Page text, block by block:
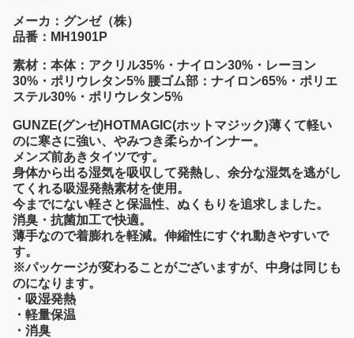
メーカ：グンゼ（株）
品番：MH1901P
素材：本体：アクリル35%・ナイロン30%・レーヨン
30%・ポリウレタン5% 腰ゴム部：ナイロン65%・ポリエ
ステル30%・ポリウレタン5%
GUNZE(グンゼ)HOTMAGIC(ホットマジック)薄くて軽い
のに寒さに強い、やみつき柔らかインナー。
メンズ前あきタイツです。
身体から出る湿気を吸収して発熱し、余分な湿気を逃がし
てくれる吸湿発熱素材を使用。
今までにない軽さと保温性、ぬくもりを追求しました。
消臭・抗菌加工で快適。
薄手なので着膨れを軽減。伸縮性にすぐれ動きやすいで
す。
※パッケージが変わることがございますが、中身は同じも
のになります。
・吸湿発熱
・軽量保温
・消臭